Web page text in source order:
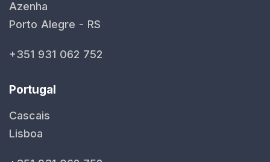
Azenha
Porto Alegre - RS
+351 931 062 752
Portugal
Cascais
Lisboa